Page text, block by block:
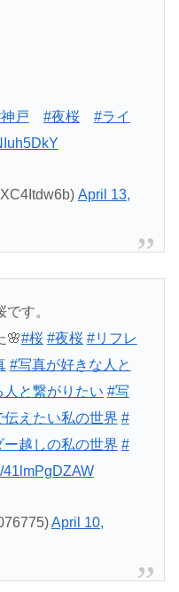
戸 #夜桜
#ライ
April 13,
す。
🌸#桜 #夜桜 #リフレ
#写真が好きな人と
と繋がりたい #写
伝えたい私の世界 #
越しの私の世界 #
41lmPgDZAW
April 10,